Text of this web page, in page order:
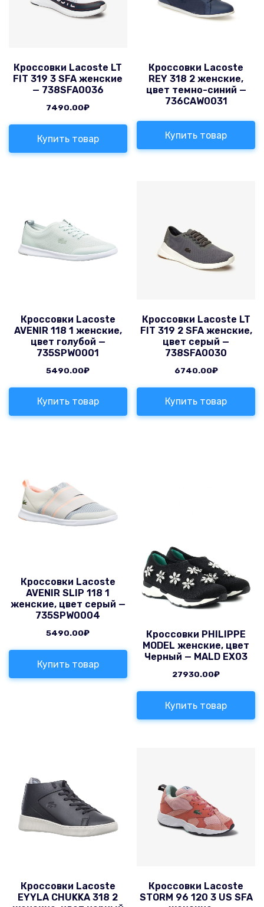
Кроссовки Lacoste LT
FIT 319 3 SFA женские
— 738SFA0036
7490.00₽
Купить товар
Кроссовки Lacoste
REY 318 2 женские,
цвет темно-синий —
736CAW0031
Купить товар
Кроссовки Lacoste
AVENIR 118 1 женские,
цвет голубой —
735SPW0001
5490.00₽
Купить товар
Кроссовки Lacoste LT
FIT 319 2 SFA женские,
цвет серый —
738SFA0030
6740.00₽
Купить товар
Кроссовки Lacoste
AVENIR SLIP 118 1
женские, цвет серый —
735SPW0004
5490.00₽
Купить товар
Кроссовки PHILIPPE
MODEL женские, цвет
Черный — MALD EX03
27930.00₽
Купить товар
Кроссовки Lacoste
EYYLA CHUKKA 318 2
Кроссовки Lacoste
STORM 96 120 3 US SFA